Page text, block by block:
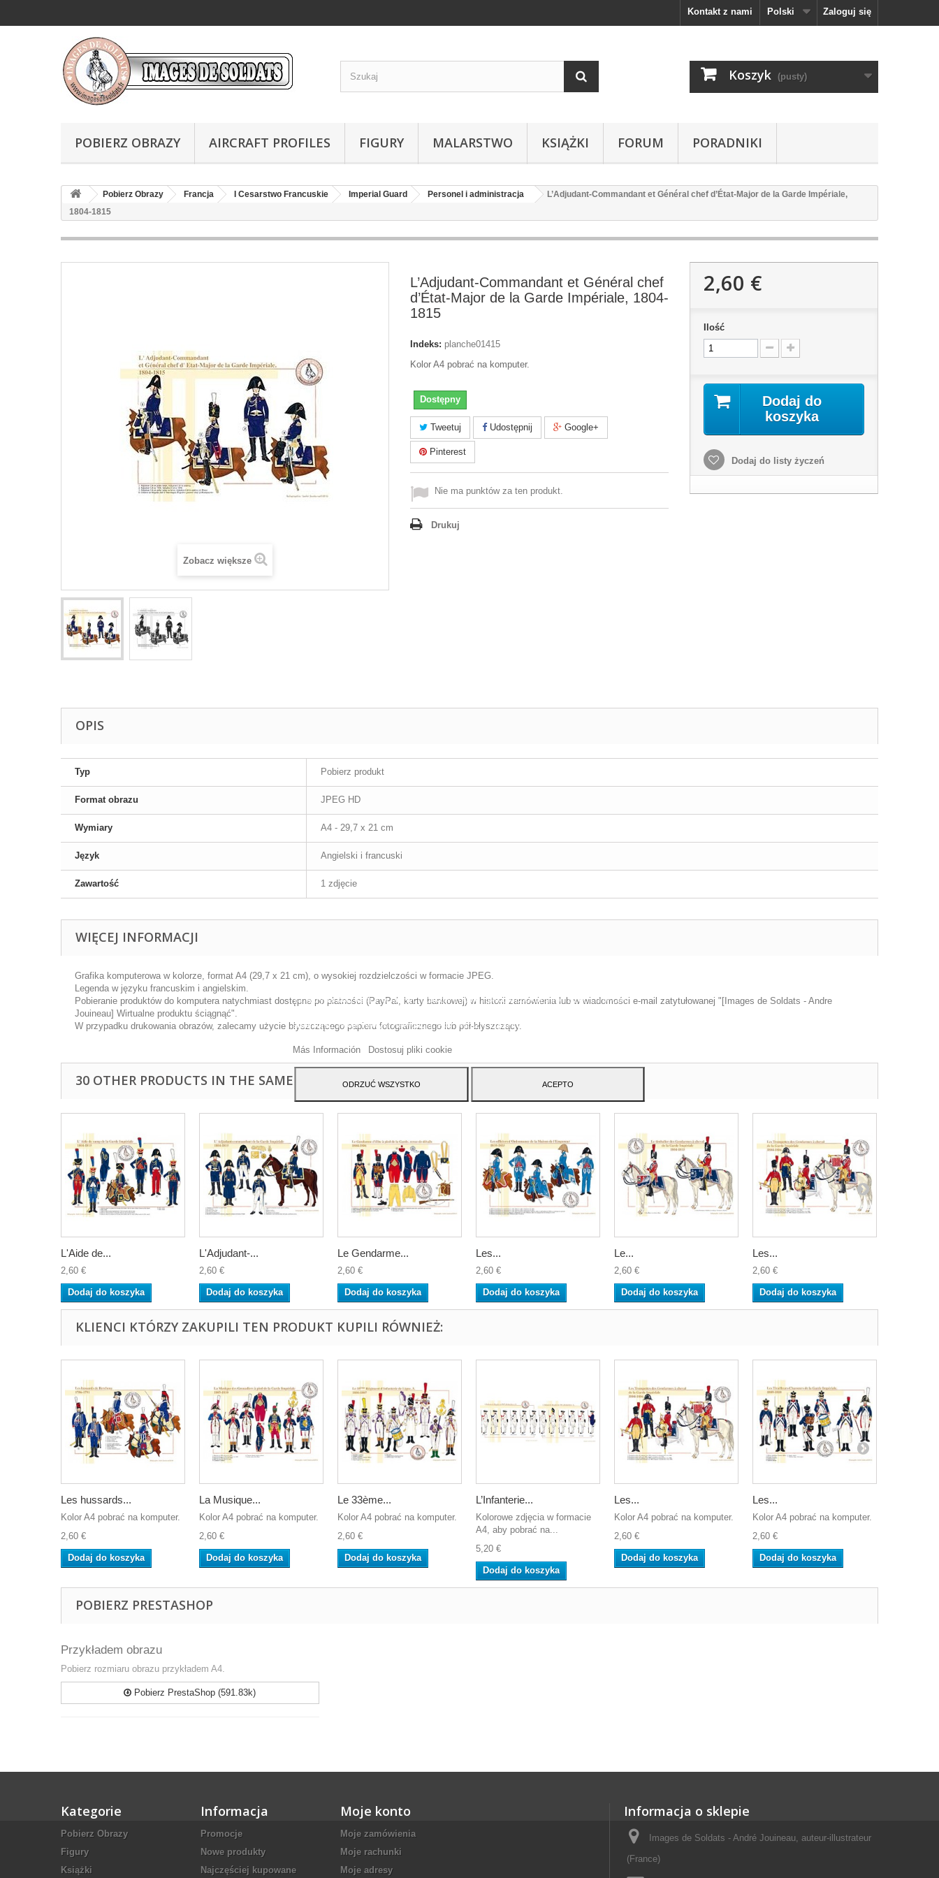
Zaloguj się
Polski
Kontakt z nami
Koszyk (pusty)
POBIERZ OBRAZY AIRCRAFT PROFILES FIGURY MALARSTWO KSIĄŻKI FORUM PORADNIKI
Pobierz Obrazy Francja I Cesarstwo Francuskie Imperial Guard Personel i administracja
L’Adjudant-Commandant et Général chef d’État-Major de la Garde Impériale,
1804-1815
Zobacz większe
L’Adjudant-Commandant et Général chef
d’État-Major de la Garde Impériale, 1804-
1815
Indeks: planche01415
Kolor A4 pobrać na komputer.
Dostępny
Tweetuj Udostępnij Google+
Pinterest
Nie ma punktów za ten produkt.
Drukuj
2,60 €
Ilość
Dodaj do
koszyka
Dodaj do listy życzeń
OPIS
Typ Pobierz produkt
Format obrazu JPEG HD
Wymiary A4 - 29,7 x 21 cm
Język Angielski i francuski
Zawartość 1 zdjęcie
WIĘCEJ INFORMACJI
Grafika komputerowa w kolorze, format A4 (29,7 x 21 cm), o wysokiej rozdzielczości w formacie JPEG.
Legenda w języku francuskim i angielskim.
Pobieranie produktów do komputera natychmiast dostępne po płatności (PayPal, karty bankowej) w historii zamówienia lub w wiadomości e-mail zatytułowanej "[Images de Soldats - Andre
Jouineau] Wirtualne produktu ściągnąć".
W przypadku drukowania obrazów, zalecamy użycie błyszczącego papieru fotograficznego lub pół-błyszczący.
30 OTHER PRODUCTS IN THE SAME CATEGORY:
L'Aide de...
2,60 €
Dodaj do koszyka
L'Adjudant-...
2,60 €
Dodaj do koszyka
Le Gendarme...
2,60 €
Dodaj do koszyka
Les...
2,60 €
Dodaj do koszyka
Le...
2,60 €
Dodaj do koszyka
Les...
2,60 €
Dodaj do koszyka
KLIENCI KTÓRZY ZAKUPILI TEN PRODUKT KUPILI RÓWNIEŻ:
Les hussards...
Kolor A4 pobrać na komputer.
2,60 €
Dodaj do koszyka
La Musique...
Kolor A4 pobrać na komputer.
2,60 €
Dodaj do koszyka
Le 33ème...
Kolor A4 pobrać na komputer.
2,60 €
Dodaj do koszyka
L’Infanterie...
Kolorowe zdjęcia w formacie
A4, aby pobrać na...
5,20 €
Dodaj do koszyka
Les...
Kolor A4 pobrać na komputer.
2,60 €
Dodaj do koszyka
Les...
Kolor A4 pobrać na komputer.
2,60 €
Dodaj do koszyka
POBIERZ PRESTASHOP
Przykładem obrazu
Pobierz rozmiaru obrazu przykładem A4.
Pobierz PrestaShop (591.83k)
Kategorie
Pobierz Obrazy
Figury
Książki
Informacja
Promocje
Nowe produkty
Najczęściej kupowane
Moje konto
Moje zamówienia
Moje rachunki
Moje adresy
Informacja o sklepie
Images de Soldats - André Jouineau, auteur-illustrateur
(France)
Ta witryna korzysta z w?asnych plików cookie i plików cookie stron trzecich w celu
analizuj?c Twoje nawyki nawigacja. Aby wyrazi? zgod? na jego u?ycie, naci?nij
Más Información
Dostosuj pliki cookie
ODRZUĆ WSZYSTKO ACEPTO